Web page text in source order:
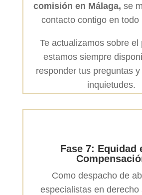
comisión en Málaga, se
contacto contigo en todo
Te actualizamos sobre el
estamos siempre
responder tus preguntas
inquietudes.
Fase 7: Equidad
Como despacho de
especialistas en derecho